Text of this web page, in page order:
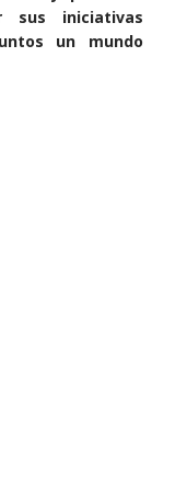
sus iniciativas
un mundo